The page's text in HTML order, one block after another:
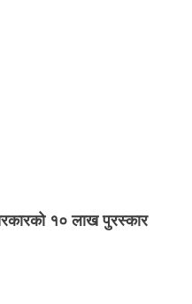
१० लाख पुरस्कार